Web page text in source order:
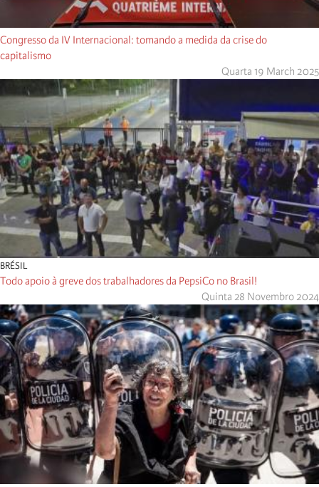
Congresso da IV Internacional: tomando a medida da crise do
capitalismo
Quarta 19 March 2025
BRÉSIL
Todo apoio à greve dos trabalhadores da PepsiCo no Brasil!
Quinta 28 Novembro 2024